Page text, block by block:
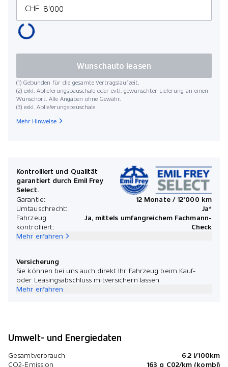
CHF
(1) Gebunden für die gesamte Vertragslaufzeit.
(2) exkl. Ablieferungspauschale oder evtl. gewünschter Lieferung an einen
Wunschort. Alle Angaben ohne Gewähr.
(3) exkl. Ablieferungspauschale
Wunschauto leasen
Mehr Hinweise
Kontrolliert und Qualität
garantiert durch Emil Frey
Select.
Garantie:
12 Monate / 12'000 km
Umtauschrecht:
Ja*
Fahrzeug
kontrolliert:
Ja, mittels umfangreichem Fachmann-
Check
Mehr erfahren
Versicherung
Sie können bei uns auch direkt Ihr Fahrzeug beim Kauf-
oder Leasingsabschluss mitversichern lassen.
Mehr erfahren
Umwelt- und Energiedaten
Gesamtverbrauch
6.2 l/100km
CO2-Emission
163 g C02/km (kombi)